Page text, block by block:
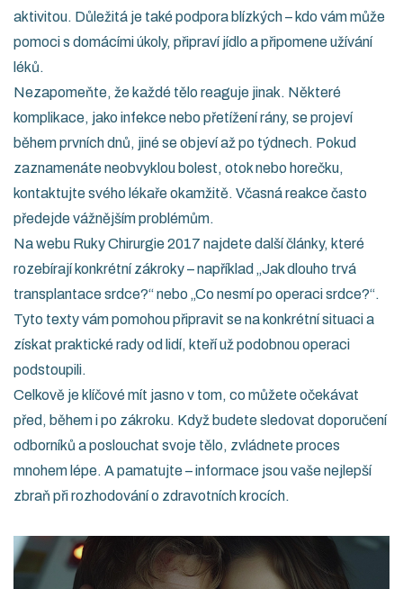
aktivitou. Důležitá je také podpora blízkých – kdo vám může
pomoci s domácími úkoly, připraví jídlo a připomene užívání
léků.
Nezapomeňte, že každé tělo reaguje jinak. Některé
komplikace, jako infekce nebo přetížení rány, se projeví
během prvních dnů, jiné se objeví až po týdnech. Pokud
zaznamenáte neobvyklou bolest, otok nebo horečku,
kontaktujte svého lékaře okamžitě. Včasná reakce často
předejde vážnějším problémům.
Na webu Ruky Chirurgie 2017 najdete další články, které
rozebírají konkrétní zákroky – například „Jak dlouho trvá
transplantace srdce?“ nebo „Co nesmí po operaci srdce?“.
Tyto texty vám pomohou připravit se na konkrétní situaci a
získat praktické rady od lidí, kteří už podobnou operaci
podstoupili.
Celkově je klíčové mít jasno v tom, co můžete očekávat
před, během i po zákroku. Když budete sledovat doporučení
odborníků a poslouchat svoje tělo, zvládnete proces
mnohem lépe. A pamatujte – informace jsou vaše nejlepší
zbraň při rozhodování o zdravotních krocích.